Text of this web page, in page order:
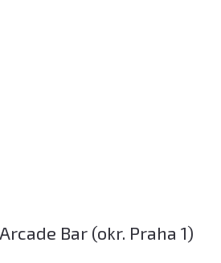
Bar (okr. Praha 1)